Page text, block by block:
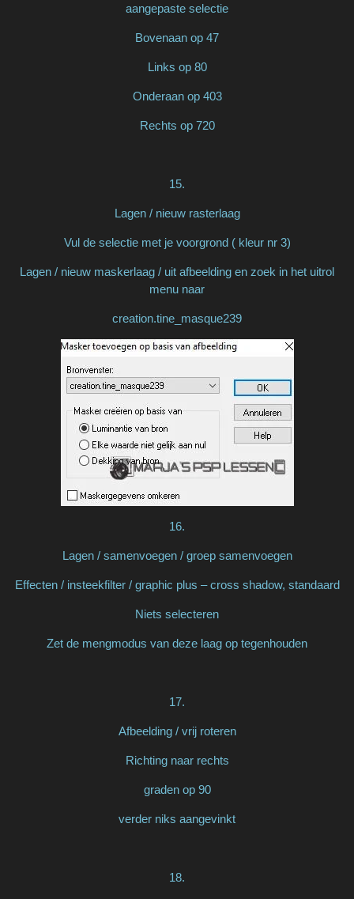
aangepaste selectie
Bovenaan op 47
Links op 80
Onderaan op 403
Rechts op 720
15.
Lagen / nieuw rasterlaag
Vul de selectie met je voorgrond ( kleur nr 3)
Lagen / nieuw maskerlaag / uit afbeelding en zoek in het uitrol
menu naar
creation.tine_masque239
16.
Lagen / samenvoegen / groep samenvoegen
Effecten / insteekfilter / graphic plus – cross shadow, standaard
Niets selecteren
Zet de mengmodus van deze laag op tegenhouden
17.
Afbeelding / vrij roteren
Richting naar rechts
graden op 90
verder niks aangevinkt
18.